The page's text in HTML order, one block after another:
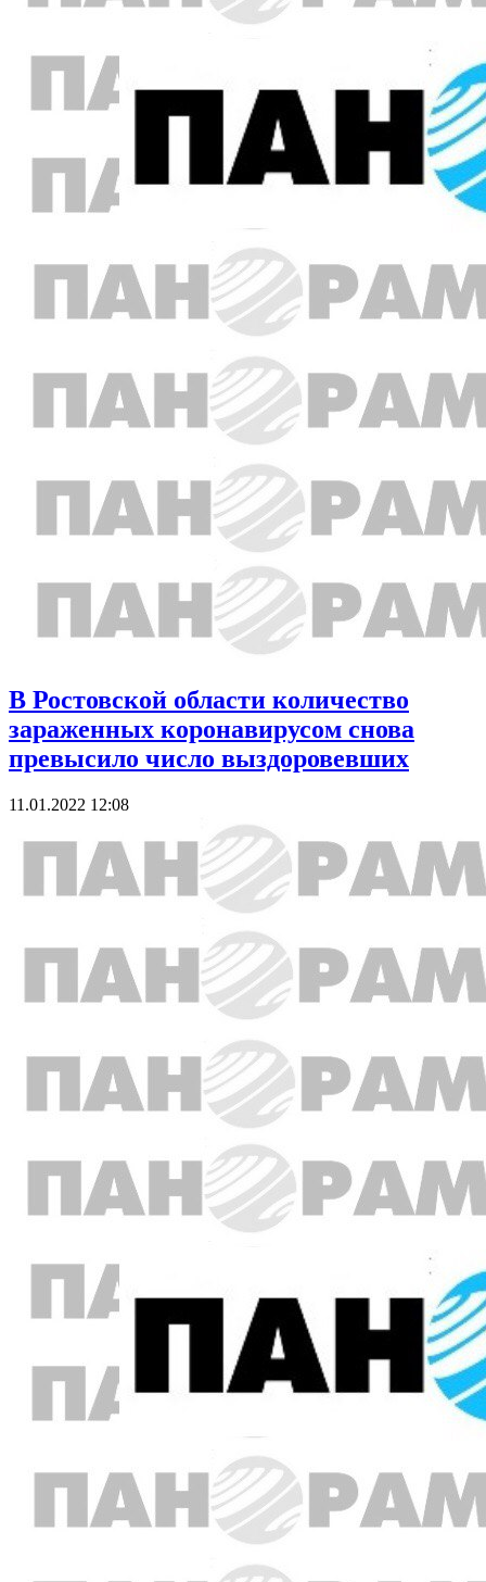
В Ростовской области количество
зараженных коронавирусом снова
превысило число выздоровевших
11.01.2022 12:08